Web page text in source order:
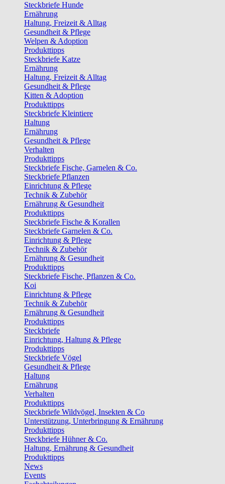
Steckbriefe Hunde
Ernährung
Haltung, Freizeit & Alltag
Gesundheit & Pflege
Welpen & Adoption
Produkttipps
Steckbriefe Katze
Ernährung
Haltung, Freizeit & Alltag
Gesundheit & Pflege
Kitten & Adoption
Produkttipps
Steckbriefe Kleintiere
Haltung
Ernährung
Gesundheit & Pflege
Verhalten
Produkttipps
Steckbriefe Fische, Garnelen & Co.
Steckbriefe Pflanzen
Einrichtung & Pflege
Technik & Zubehör
Ernährung & Gesundheit
Produkttipps
Steckbriefe Fische & Korallen
Steckbriefe Garnelen & Co.
Einrichtung & Pflege
Technik & Zubehör
Ernährung & Gesundheit
Produkttipps
Steckbriefe Fische, Pflanzen & Co.
Koi
Einrichtung & Pflege
Technik & Zubehör
Ernährung & Gesundheit
Produkttipps
Steckbriefe
Einrichtung, Haltung & Pflege
Produkttipps
Steckbriefe Vögel
Gesundheit & Pflege
Haltung
Ernährung
Verhalten
Produkttipps
Steckbriefe Wildvögel, Insekten & Co
Unterstützung, Unterbringung & Ernährung
Produkttipps
Steckbriefe Hühner & Co.
Haltung, Ernährung & Gesundheit
Produkttipps
News
Events